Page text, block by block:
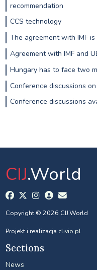
recommendation
CCS technology
The agreement with IMF
Agreement with IMF and
Hungary has to face two
Conference discussions
Conference discussions
CIJ.World
Copyright © 2026 CIJ.World
Projekt i realizacja clivio.pl
Sections
News